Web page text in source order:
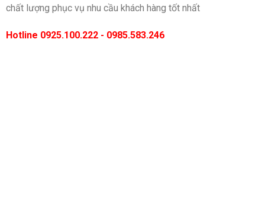
chất lượng phục vụ nhu cầu khách hàng tốt nhất
Hotline 0925.100.222 - 0985.583.246